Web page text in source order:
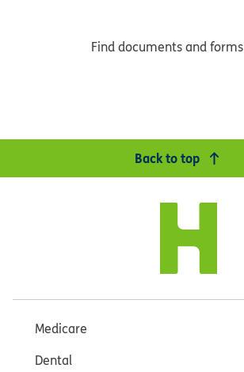
Find documents and forms
Back to top
Medicare
Dental